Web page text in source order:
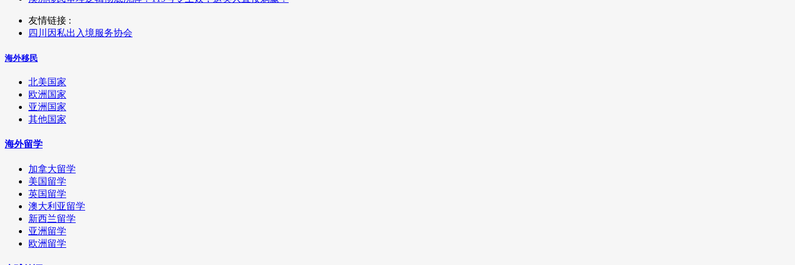
友情链接 :
四川因私出入境服务协会
海外移民
北美国家
欧洲国家
亚洲国家
其他国家
海外留学
加拿大留学
美国留学
英国留学
澳大利亚留学
新西兰留学
亚洲留学
欧洲留学